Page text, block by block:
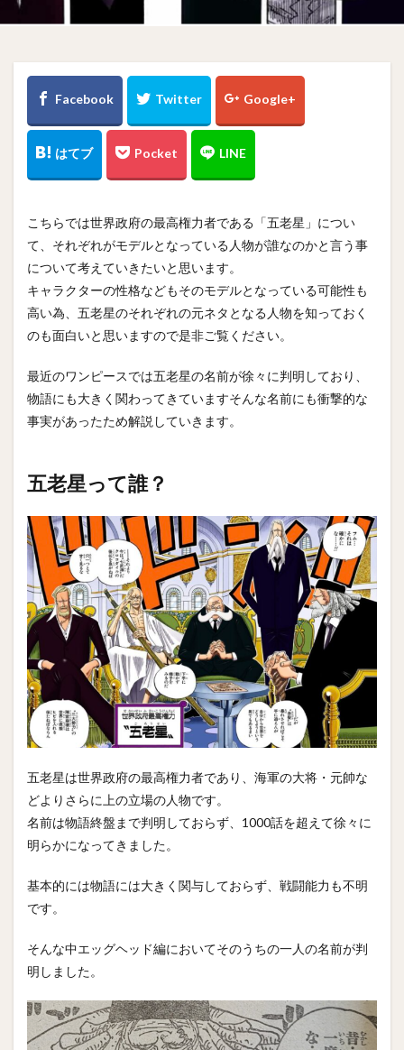
こちらでは世界政府の最高権力者である「五老星」につい
て、それぞれがモデルとなっている人物が誰なのかと言う事
について考えていきたいと思います。
キャラクターの性格などもそのモデルとなっている可能性も
高い為、五老星のそれぞれの元ネタとなる人物を知っておく
のも面白いと思いますので是非ご覧ください。
最近のワンピースでは五老星の名前が徐々に判明しており、
物語にも大きく関わってきていますそんな名前にも衝撃的な
事実があったため解説していきます。
五老星って誰？
五老星は世界政府の最高権力者であり、海軍の大将・元帥な
どよりさらに上の立場の人物です。
名前は物語終盤まで判明しておらず、1000話を超えて徐々に
明らかになってきました。
基本的には物語には大きく関与しておらず、戦闘能力も不明
です。
そんな中エッグヘッド編においてそのうちの一人の名前が判
明しました。